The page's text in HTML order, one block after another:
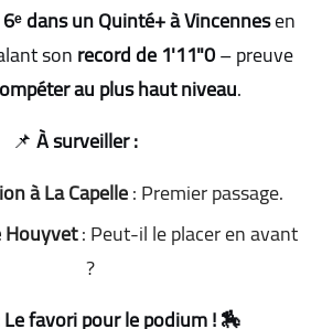
dans un Quinté+ à Vincennesen
sonrecord de 1'11"0– preuve
au plus haut niveau.
📌À surveiller :
à La Capelle: Premier passage.
Houyvet: Peut-il le placer en avant
?
favori pour le podium ! 🏇